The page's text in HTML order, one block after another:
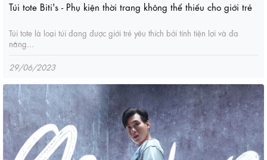
Túi tote Biti's - Phụ kiện thời trang không thể thiếu cho giới trẻ
Túi tote là loại túi đang được giới trẻ yêu thích bởi tính tiện lợi và đa
năng...
29/06/2023